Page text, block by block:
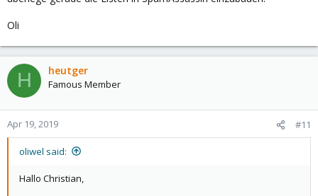
Oli
H heutger
Famous Member
Apr 19, 2019 #11
oliwel said:
Hallo Christian,